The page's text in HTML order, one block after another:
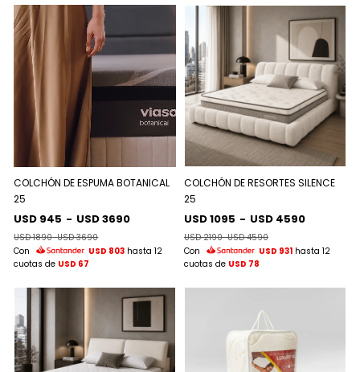
COLCHÓN DE ESPUMA BOTANICAL
25
USD 945 - USD 3690
USD 1890-USD 3690
Con
USD 803 hasta 12
cuotas de USD 67
COLCHÓN DE RESORTES SILENCE
25
USD 1095 - USD 4590
USD 2190-USD 4590
Con
USD 931 hasta 12
cuotas de USD 78